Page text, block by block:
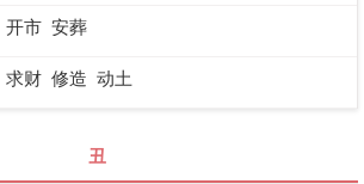
开市 安葬
求财 修造 动土
丑